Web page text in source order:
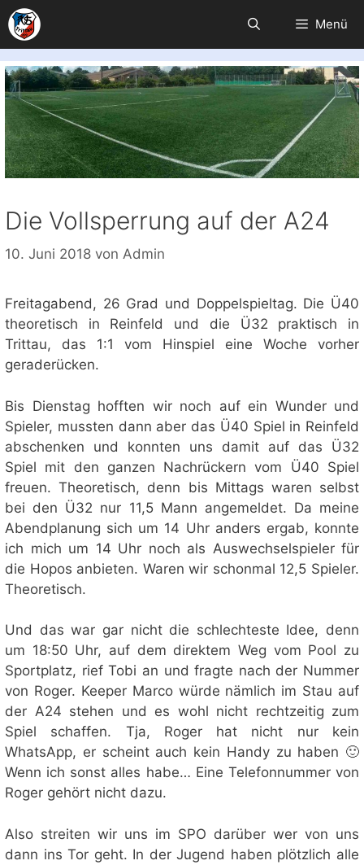
Zum
Inhalt
springen
Menü
Die Vollsperrung auf der A24
10. Juni 2018 von Admin
Freitagabend, 26 Grad und Doppelspieltag. Die Ü40
theoretisch in Reinfeld und die Ü32 praktisch in
Trittau, das 1:1 vom Hinspiel eine Woche vorher
geraderücken.
Bis Dienstag hofften wir noch auf ein Wunder und
Spieler, mussten dann aber das Ü40 Spiel in Reinfeld
abschenken und konnten uns damit auf das Ü32
Spiel mit den ganzen Nachrückern vom Ü40 Spiel
freuen. Theoretisch, denn bis Mittags waren selbst
bei den Ü32 nur 11,5 Mann angemeldet. Da meine
Abendplanung sich um 14 Uhr anders ergab, konnte
ich mich um 14 Uhr noch als Auswechselspieler für
die Hopos anbieten. Waren wir schonmal 12,5 Spieler.
Theoretisch.
Und das war gar nicht die schlechteste Idee, denn
um 18:50 Uhr, auf dem direktem Weg vom Pool zu
Sportplatz, rief Tobi an und fragte nach der Nummer
von Roger. Keeper Marco würde nämlich im Stau auf
der A24 stehen und es wohl nicht rechtzeitig zum
Spiel schaffen. Tja, Roger hat nicht nur kein
WhatsApp, er scheint auch kein Handy zu haben 🙂
Wenn ich sonst alles habe… Eine Telefonnummer von
Roger gehört nicht dazu.
Also streiten wir uns im SPO darüber wer von uns
dann ins Tor geht. In der Jugend haben plötzlich alle